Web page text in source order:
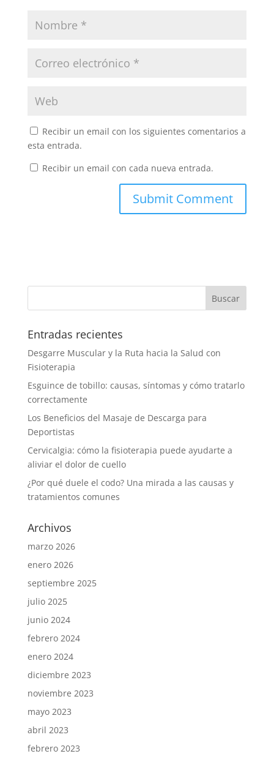
Recibir un email con los siguientes comentarios a
esta entrada.
Recibir un email con cada nueva entrada.
Entradas recientes
Desgarre Muscular y la Ruta hacia la Salud con
Fisioterapia
Esguince de tobillo: causas, síntomas y cómo tratarlo
correctamente
Los Beneficios del Masaje de Descarga para
Deportistas
Cervicalgia: cómo la fisioterapia puede ayudarte a
aliviar el dolor de cuello
¿Por qué duele el codo? Una mirada a las causas y
tratamientos comunes
Archivos
marzo 2026
enero 2026
septiembre 2025
julio 2025
junio 2024
febrero 2024
enero 2024
diciembre 2023
noviembre 2023
mayo 2023
abril 2023
febrero 2023